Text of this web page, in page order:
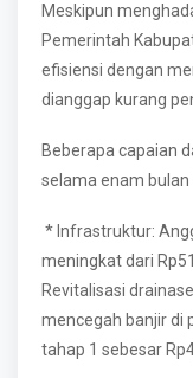
Meskipun
Pemerintah
efisiensi dengan
dianggap kurang
Beberapa capaian
selama enam
* Infrastruktur:
meningkat dari
Revitalisasi
mencegah banjir di
tahap 1 sebesar